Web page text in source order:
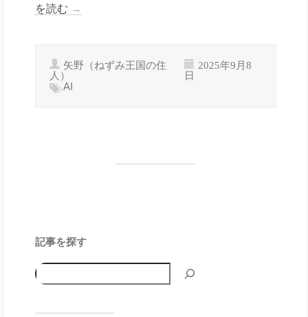
を読む →
矢野（ねずみ王国の住
人）
2025年9月8
日
AI
記事を探す